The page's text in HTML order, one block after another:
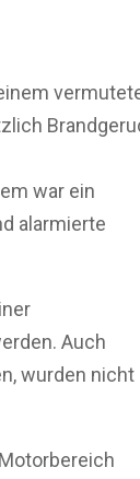
war ein
alarmierte
Auch
wurden nicht